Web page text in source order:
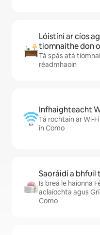
Lóistíní ar cíos
tiomnaithe don
Tá spás atá
réadmhaoin
Infhaighteacht
Tá rochtain ar Wi-
in Como
Saoráidí a bhfuil
Is breá le haíonna
aclaíochta agus
Como